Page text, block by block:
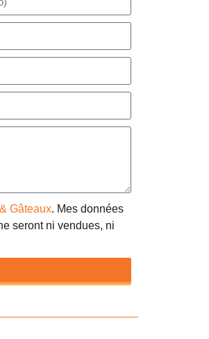
Gâteaux. Mes données
seront ni vendues, ni